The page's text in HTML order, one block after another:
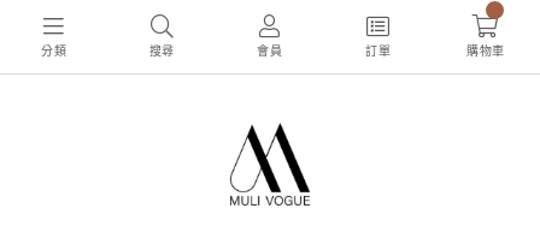
分類 搜尋 會員 訂單 購物車